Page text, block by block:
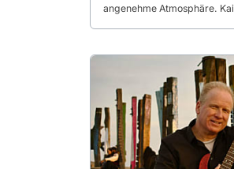
angenehme Atmosphäre.